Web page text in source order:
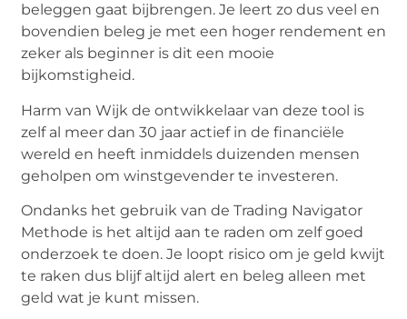
beleggen gaat bijbrengen. Je leert zo dus veel en
bovendien beleg je met een hoger rendement en
zeker als beginner is dit een mooie
bijkomstigheid.
Harm van Wijk de ontwikkelaar van deze tool is
zelf al meer dan 30 jaar actief in de financiële
wereld en heeft inmiddels duizenden mensen
geholpen om winstgevender te investeren.
Ondanks het gebruik van de Trading Navigator
Methode is het altijd aan te raden om zelf goed
onderzoek te doen. Je loopt risico om je geld kwijt
te raken dus blijf altijd alert en beleg alleen met
geld wat je kunt missen.